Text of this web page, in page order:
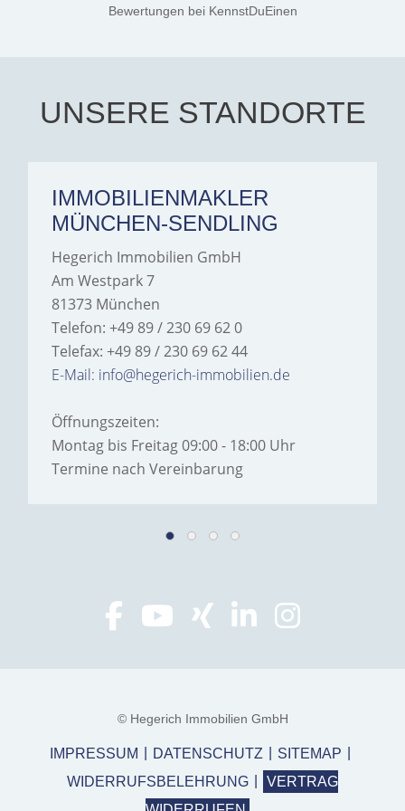
Jamrowâ€”she was
exceptionally professional,
Hegerich Immobilien to
anyone looking for a home.
Bewertungen bei KennstDuEinen
UNSERE STANDORTE
IMMOBILIENMAKLER
MÜNCHEN-SENDLING
Hegerich Immobilien GmbH
Am Westpark 7
81373 München
Telefon: +49 89 / 230 69 62 0
Telefax: +49 89 / 230 69 62 44
E-Mail: info@hegerich-immobilien.de
Öffnungszeiten:
Montag bis Freitag 09:00 - 18:00 Uhr
Termine nach Vereinbarung
© Hegerich Immobilien GmbH
IMPRESSUM DATENSCHUTZ
SITEMAP
WIDERRUFSBELEHRUNG
VERTRAG